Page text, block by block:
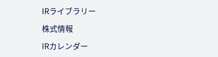
IRライブラリー
株式情報
IRカレンダー